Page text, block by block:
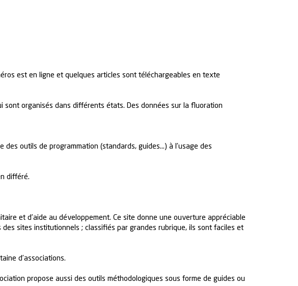
est en ligne et quelques articles sont téléchargeables en texte
sont organisés dans différents états. Des données sur la fluoration
outils de programmation (standards, guides…) à l’usage des
différé.
et d’aide au développement. Ce site donne une ouverture appréciable
sites institutionnels ; classifiés par grandes rubrique, ils sont faciles et
d’associations.
propose aussi des outils méthodologiques sous forme de guides ou